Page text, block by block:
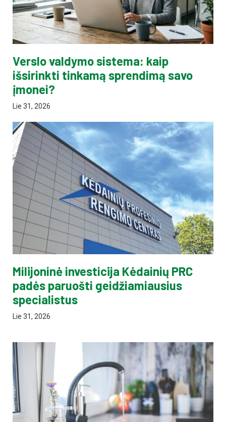
Verslo valdymo sistema: kaip
išsirinkti tinkamą sprendimą savo
įmonei?
Lie 31, 2026
Milijoninė investicija Kėdainių PRC
padės paruošti geidžiamiausius
specialistus
Lie 31, 2026